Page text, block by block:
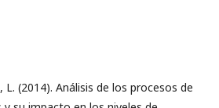
L. (2014). Análisis de los procesos de